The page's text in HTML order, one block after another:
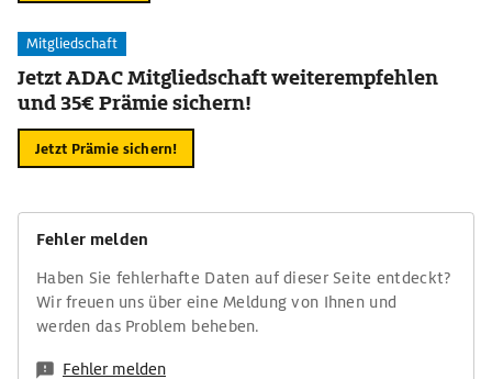
Mitgliedschaft
Jetzt ADAC Mitgliedschaft weiterempfehlen
und 35€ Prämie sichern!
Jetzt Prämie sichern!
Fehler melden
Haben Sie fehlerhafte Daten auf dieser Seite entdeckt?
Wir freuen uns über eine Meldung von Ihnen und
werden das Problem beheben.
Fehler melden